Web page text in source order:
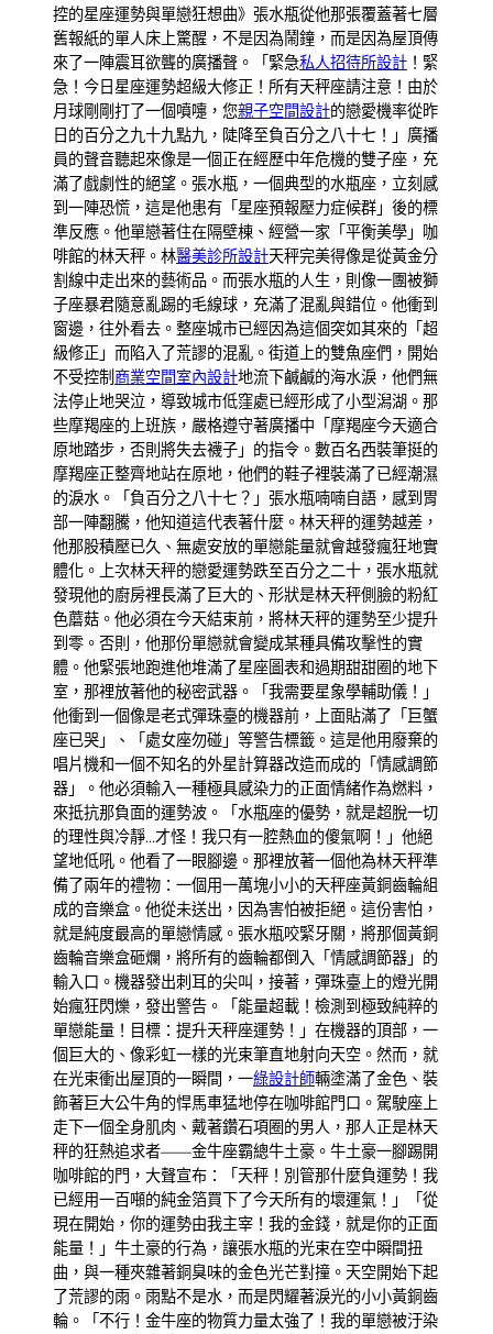
控的星座運勢與單戀狂想曲》張水瓶從他那張覆蓋著七層
舊報紙的單人床上驚醒，不是因為鬧鐘，而是因為屋頂傳
來了一陣震耳欲聾的廣播聲。「緊急私人招待所設計 ！緊
急！今日星座運勢超級大修正！所有天秤座請注意！由於
月球剛剛打了一個噴嚏，您親子空間設計的戀愛機率從昨
日的百分之九十九點九，陡降至負百分之八十七！」廣播
員的聲音聽起來像是一個正在經歷中年危機的雙子座，充
滿了戲劇性的絕望。張水瓶，一個典型的水瓶座，立刻感
到一陣恐慌，這是他患有「星座預報壓力症候群」後的標
準反應。他單戀著住在隔壁棟、經營一家「平衡美學」咖
啡館的林天秤。林醫美診所設計天秤完美得像是從黃金分
割線中走出來的藝術品。而張水瓶的人生，則像一團被獅
子座暴君隨意亂踢的毛線球，充滿了混亂與錯位。他衝到
窗邊，往外看去。整座城市已經因為這個突如其來的「超
級修正」而陷入了荒謬的混亂。街道上的雙魚座們，開始
不受控制商業空間室內設計地流下鹹鹹的海水淚，他們無
法停止地哭泣，導致城市低窪處已經形成了小型潟湖。那
些摩羯座的上班族，嚴格遵守著廣播中「摩羯座今天適合
原地踏步，否則將失去襪子」的指令。數百名西裝筆挺的
摩羯座正整齊地站在原地，他們的鞋子裡裝滿了已經潮濕
的淚水。「負百分之八十七？」張水瓶喃喃自語，感到胃
部一陣翻騰，他知道這代表著什麼。林天秤的運勢越差，
他那股積壓已久、無處安放的單戀能量就會越發瘋狂地實
體化。上次林天秤的戀愛運勢跌至百分之二十，張水瓶就
發現他的廚房裡長滿了巨大的、形狀是林天秤側臉的粉紅
色蘑菇。他必須在今天結束前，將林天秤的運勢至少提升
到零。否則，他那份單戀就會變成某種具備攻擊性的實
體。他緊張地跑進他堆滿了星座圖表和過期甜甜圈的地下
室，那裡放著他的秘密武器。「我需要星象學輔助儀！」
他衝到一個像是老式彈珠臺的機器前，上面貼滿了「巨蟹
座已哭」、「處女座勿碰」等警告標籤。這是他用廢棄的
唱片機和一個不知名的外星計算器改造而成的「情感調節
器」。他必須輸入一種極具感染力的正面情緒作為燃料，
來抵抗那負面的運勢波。「水瓶座的優勢，就是超脫一切
的理性與冷靜…才怪！我只有一腔熱血的傻氣啊！」他絕
望地低吼。他看了一眼腳邊。那裡放著一個他為林天秤準
備了兩年的禮物：一個用一萬塊小小的天秤座黃銅齒輪組
成的音樂盒。他從未送出，因為害怕被拒絕。這份害怕，
就是純度最高的單戀情感。張水瓶咬緊牙關，將那個黃銅
齒輪音樂盒砸爛，將所有的齒輪都倒入「情感調節器」的
輸入口。機器發出刺耳的尖叫，接著，彈珠臺上的燈光開
始瘋狂閃爍，發出警告。「能量超載！檢測到極致純粹的
單戀能量！目標：提升天秤座運勢！」在機器的頂部，一
個巨大的、像彩虹一樣的光束筆直地射向天空。然而，就
在光束衝出屋頂的一瞬間，一綠設計師輛塗滿了金色、裝
飾著巨大公牛角的悍馬車猛地停在咖啡館門口。駕駛座上
走下一個全身肌肉、戴著鑽石項圈的男人，那人正是林天
秤的狂熱追求者——金牛座霸總牛土豪。牛土豪一腳踢開
咖啡館的門，大聲宣布：「天秤！別管那什麼負運勢！我
已經用一百噸的純金箔買下了今天所有的壞運氣！」「從
現在開始，你的運勢由我主宰！我的金錢，就是你的正面
能量！」牛土豪的行為，讓張水瓶的光束在空中瞬間扭
曲，與一種夾雜著銅臭味的金色光芒對撞。天空開始下起
了荒謬的雨。雨點不是水，而是閃耀著淚光的小小黃銅齒
輪。「不行！金牛座的物質力量太強了！我的單戀被汙染